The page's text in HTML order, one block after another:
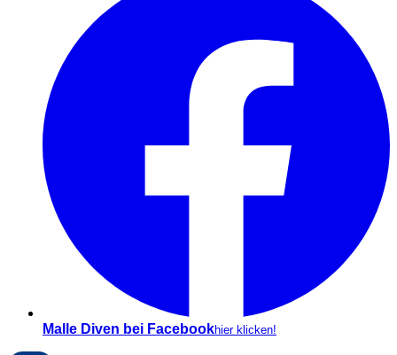
Malle Diven bei Facebookhier klicken!